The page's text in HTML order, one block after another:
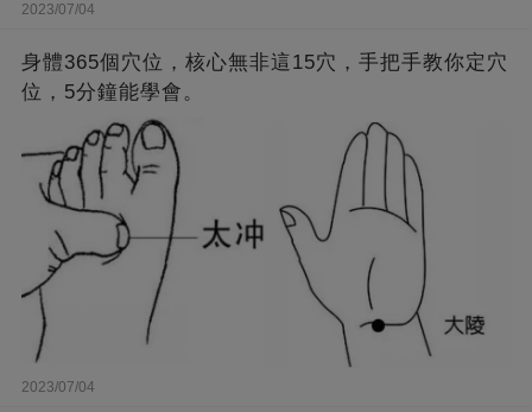
2023/07/04
身體365個穴位，核心無非這15穴，手把手教你定穴
位，5分鐘能學會。
2023/07/04